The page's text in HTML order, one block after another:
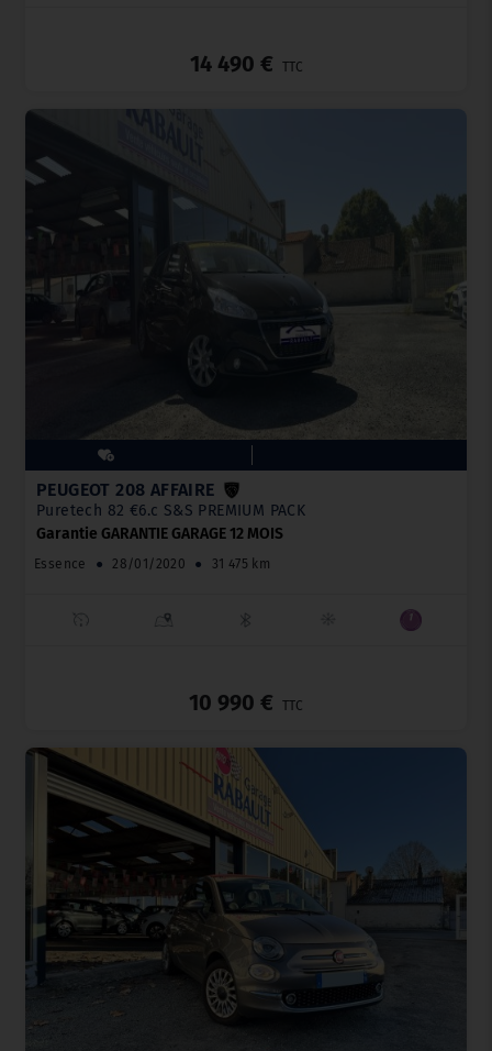
14 490 € TTC
PEUGEOT 208 AFFAIRE
Puretech 82 €6.c S&S PREMIUM PACK
Garantie GARANTIE GARAGE 12 MOIS
Essence ● 28/01/2020 ● 31 475 km
10 990 € TTC